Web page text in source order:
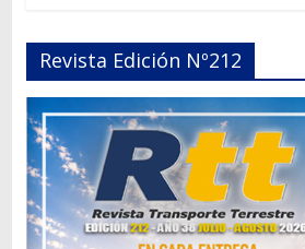
Revista Edición Nº212